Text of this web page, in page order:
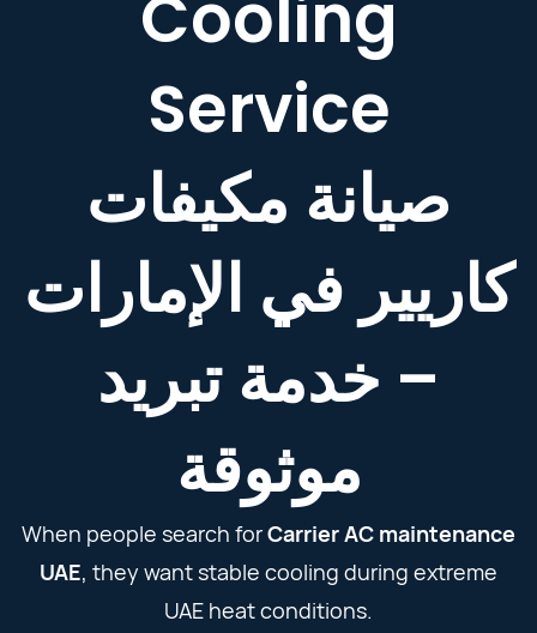
Cooling
Service
صيانة مكيفات
كاريير في الإمارات
– خدمة تبريد
موثوقة
When people search forCarrier AC maintenance
UAE, they want stable cooling during extreme
UAE heat conditions.